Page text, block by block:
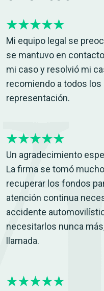
Mi equipo legal se
se mantuvo en
mi caso y resolvió mi
recomiendo a todos
representación.
Un agradecimiento
La firma se tomó
recuperar los fondos
atención continua
accidente
necesitarlos nunca
llamada.